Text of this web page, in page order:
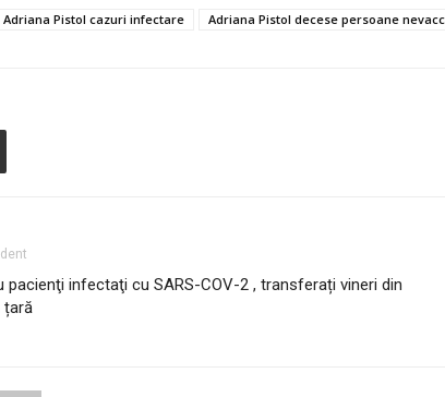
Adriana Pistol cazuri infectare Adriana Pistol decese persoane
pacienţi infectaţi cu SARS-COV-2 , transferați vineri din
țară